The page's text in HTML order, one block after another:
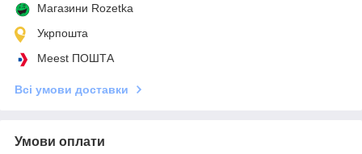
Магазини Rozetka
Укрпошта
Meest ПОШТА
Всі умови доставки
Умови оплати